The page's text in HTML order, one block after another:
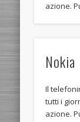
azione.
Il
tutti i
azione.